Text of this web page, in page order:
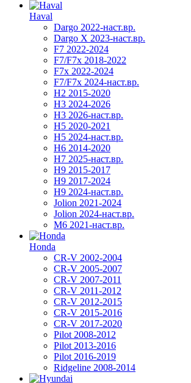
Haval
Dargo 2022-наст.вр.
Dargo X 2023-наст.вр.
F7 2022-2024
F7/F7x 2018-2022
F7x 2022-2024
F7/F7x 2024-наст.вр.
H2 2015-2020
H3 2024-2026
H3 2026-наст.вр.
H5 2020-2021
H5 2024-наст.вр.
H6 2014-2020
H7 2025-наст.вр.
H9 2015-2017
H9 2017-2024
H9 2024-наст.вр.
Jolion 2021-2024
Jolion 2024-наст.вр.
М6 2021-наст.вр.
Honda
CR-V 2002-2004
CR-V 2005-2007
CR-V 2007-2011
CR-V 2011-2012
CR-V 2012-2015
CR-V 2015-2016
CR-V 2017-2020
Pilot 2008-2012
Pilot 2013-2016
Pilot 2016-2019
Ridgeline 2008-2014